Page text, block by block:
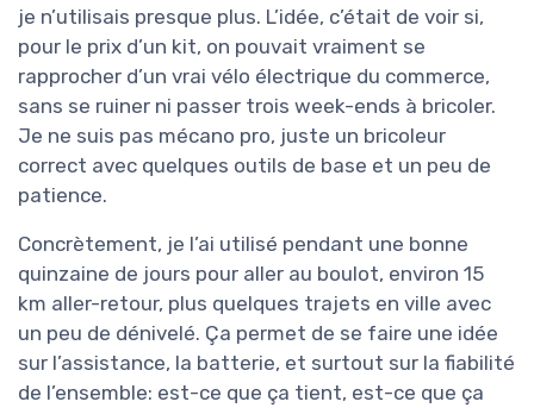
je n’utilisais presque plus. L’idée, c’était de voir si,
pour le prix d’un kit, on pouvait vraiment se
rapprocher d’un vrai vélo électrique du commerce,
sans se ruiner ni passer trois week-ends à bricoler.
Je ne suis pas mécano pro, juste un bricoleur
correct avec quelques outils de base et un peu de
patience.
Concrètement, je l’ai utilisé pendant une bonne
quinzaine de jours pour aller au boulot, environ 15
km aller-retour, plus quelques trajets en ville avec
un peu de dénivelé. Ça permet de se faire une idée
sur l’assistance, la batterie, et surtout sur la fiabilité
de l’ensemble: est-ce que ça tient, est-ce que ça